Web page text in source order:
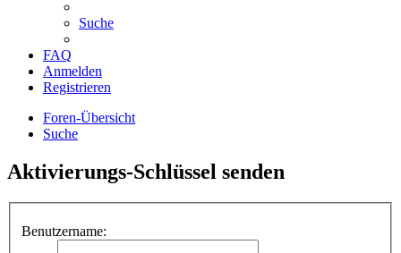
Suche
FAQ
Anmelden
Registrieren
Foren-Übersicht
Suche
Aktivierungs-Schlüssel senden
Benutzername: